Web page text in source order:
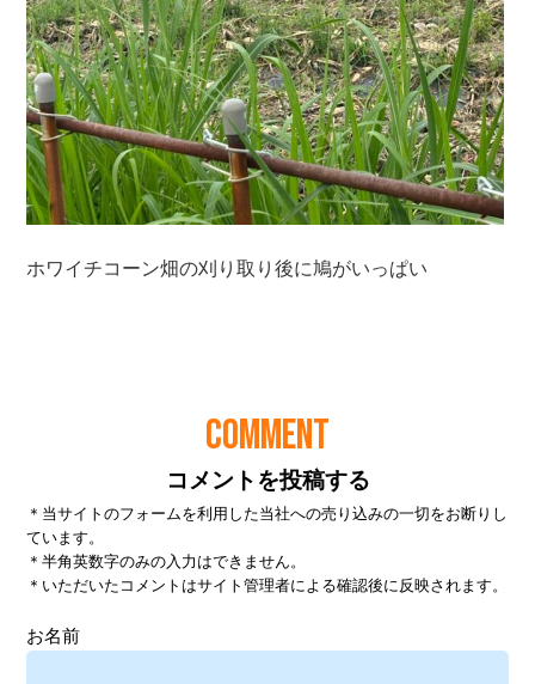
COMMENT
コメントを投稿する
＊当サイトのフォームを利用した当社への売り込みの一切をお断りし
ています。
＊半角英数字のみの入力はできません。
＊いただいたコメントはサイト管理者による確認後に反映されます。
お名前